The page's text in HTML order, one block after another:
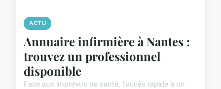
ACTU
Annuaire infirmière à Nantes :
trouvez un professionnel
disponible
Face aux imprévus de santé, l'accès rapide à un